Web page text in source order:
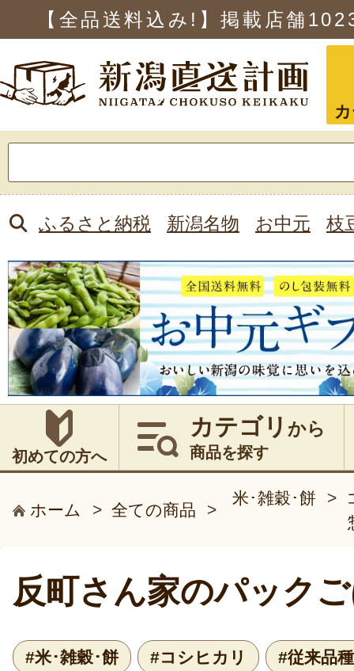
【全品送料込み!】掲載店舗
索:
ふるさと納税 新潟名物 お中元 枝
初めての方へ
カテゴリ から
商品を探す
ホーム > 全ての商品 >
米･雑穀･餅 >
反町さん家のパック
#米･雑穀･餅 #コシヒカリ #従来品